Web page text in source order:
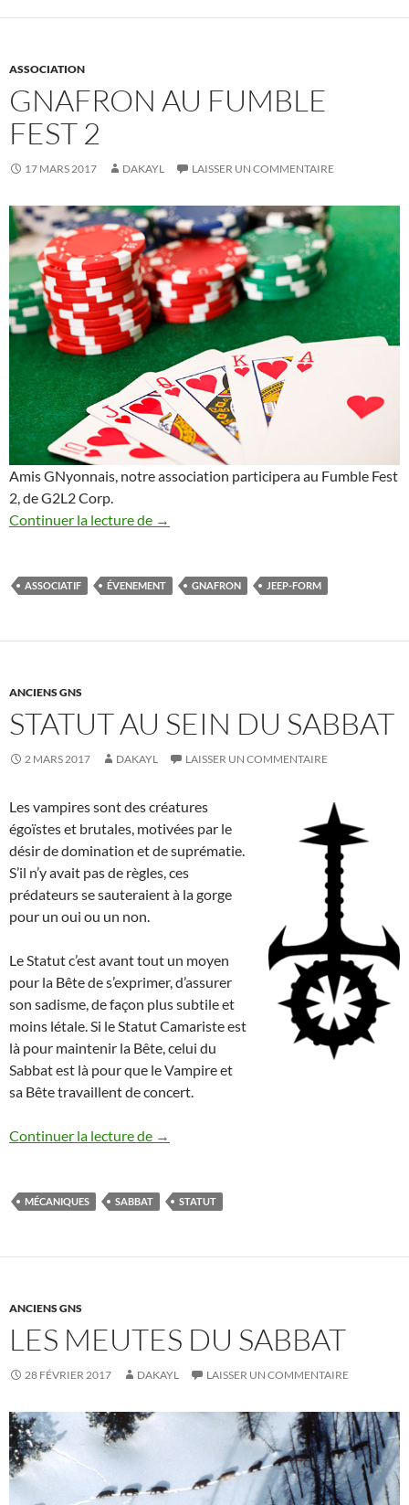
ASSOCIATION
GNAFRON AU FUMBLE
FEST 2
17 MARS 2017 DAKAYL LAISSER UN COMMENTAIRE
Amis GNyonnais, notre association participera au Fumble Fest
2, de G2L2 Corp.
Continuer la lecture de GNafron au Fumble Fest 2
→
ASSOCIATIF ÉVENEMENT GNAFRON JEEP-FORM
ANCIENS GNS
STATUT AU SEIN DU SABBAT
2 MARS 2017 DAKAYL LAISSER UN COMMENTAIRE
Les vampires sont des créatures
égoïstes et brutales, motivées par le
désir de domination et de suprématie.
S’il n’y avait pas de règles, ces
prédateurs se sauteraient à la gorge
pour un oui ou un non.
Le Statut c’est avant tout un moyen
pour la Bête de s’exprimer, d’assurer
son sadisme, de façon plus subtile et
moins létale. Si le Statut Camariste est
là pour maintenir la Bête, celui du
Sabbat est là pour que le Vampire et
sa Bête travaillent de concert.
Continuer la lecture de Statut au sein du Sabbat
→
MÉCANIQUES SABBAT STATUT
ANCIENS GNS
LES MEUTES DU SABBAT
28 FÉVRIER 2017 DAKAYL LAISSER UN COMMENTAIRE